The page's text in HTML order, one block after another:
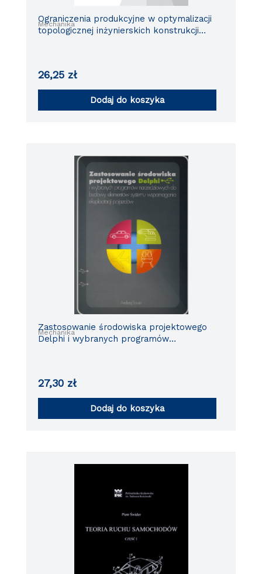
Mechanika
Ograniczenia produkcyjne w optymalizacji
topologicznej inżynierskich konstrukcji
26,25 zł
Dodaj do koszyka
Mechanika
Zastosowanie środowiska projektowego
Delphi i wybranych programów
27,30 zł
Dodaj do koszyka